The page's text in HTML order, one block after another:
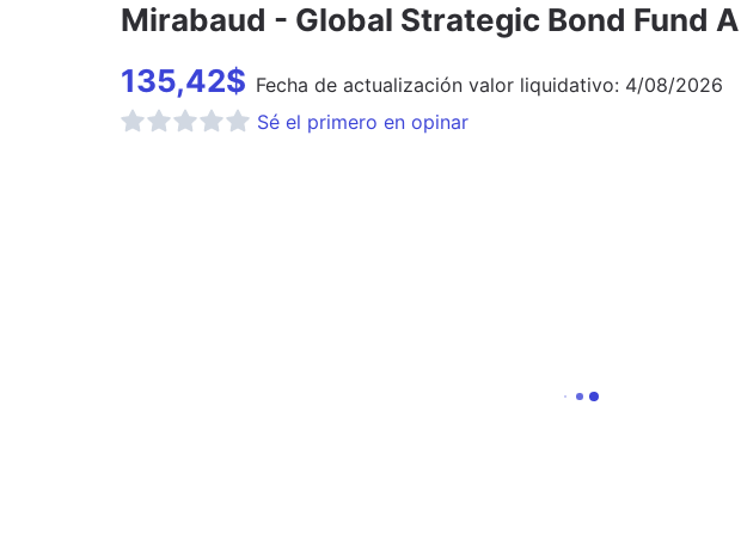
Mirabaud - Global Strategic Bond Fund
135,42$ Fecha de actualización valor liquidativo: 4/08/2026
Sé el primero en opinar